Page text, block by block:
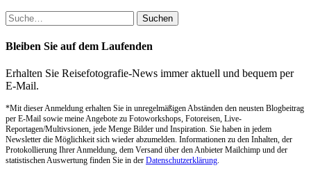
Suche
nach:
Bleiben Sie auf dem Laufenden
Erhalten Sie Reisefotografie-News immer aktuell und bequem per
E-Mail.
*Mit dieser Anmeldung erhalten Sie in unregelmäßigen Abständen den neusten Blogbeitrag
per E-Mail sowie meine Angebote zu Fotoworkshops, Fotoreisen, Live-
Reportagen/Multivsionen, jede Menge Bilder und Inspiration. Sie haben in jedem
Newsletter die Möglichkeit sich wieder abzumelden. Informationen zu den Inhalten, der
Protokollierung Ihrer Anmeldung, dem Versand über den Anbieter Mailchimp und der
statistischen Auswertung finden Sie in der Datenschutzerklärung.